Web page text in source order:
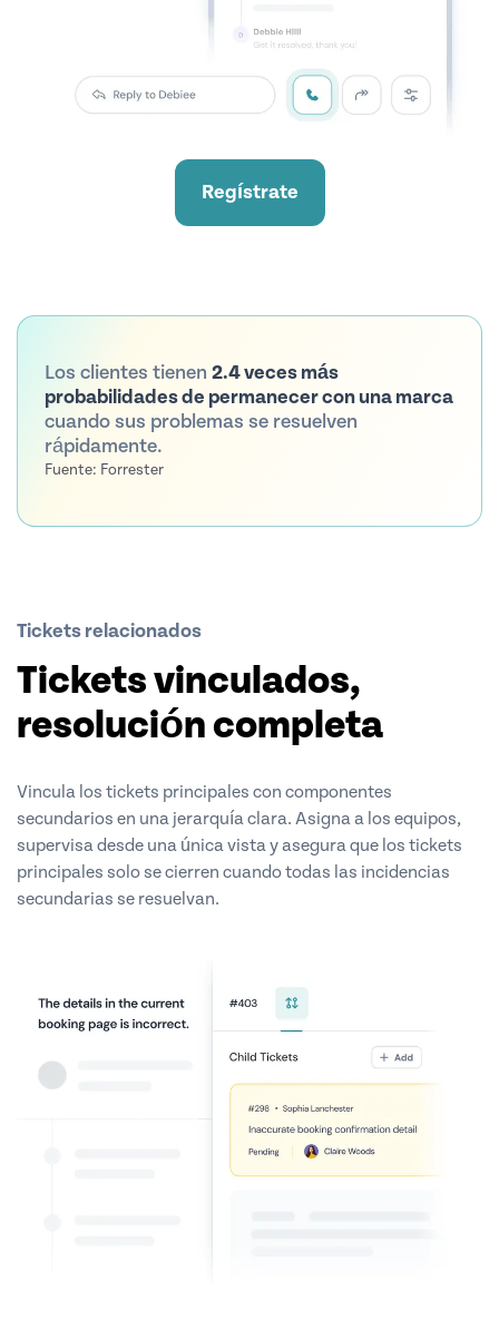
Regístrate
Los clientes tienen 2.4 veces más
probabilidades de permanecer con una marca
cuando sus problemas se resuelven
rápidamente.
Fuente: Forrester
Tickets relacionados
Tickets vinculados,
resolución completa
Vincula los tickets principales con componentes
secundarios en una jerarquía clara. Asigna a los equipos,
supervisa desde una única vista y asegura que los tickets
principales solo se cierren cuando todas las incidencias
secundarias se resuelvan.